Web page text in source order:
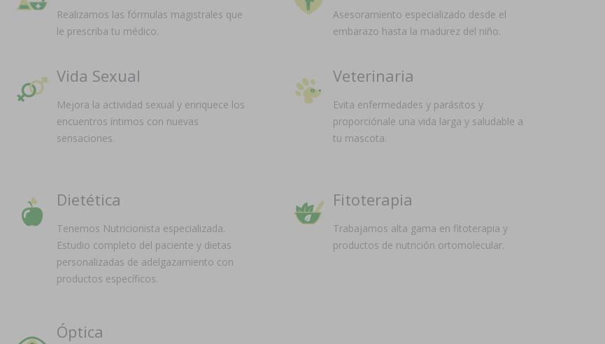
Realizamos las fórmulas magistrales que
le prescriba tu médico.
Asesoramiento especializado desde el
embarazo hasta la madurez del niño.
Vida Sexual
Mejora la actividad sexual y enriquece los
encuentros íntimos con nuevas
sensaciones.
Veterinaria
Evita enfermedades y parásitos y
proporciónale una vida larga y saludable a
tu mascota.
Dietética
Tenemos Nutricionista especializada.
Estudio completo del paciente y dietas
personalizadas de adelgazamiento con
productos específicos.
Fitoterapia
Trabajamos alta gama en fitoterapia y
productos de nutrición ortomolecular.
Óptica